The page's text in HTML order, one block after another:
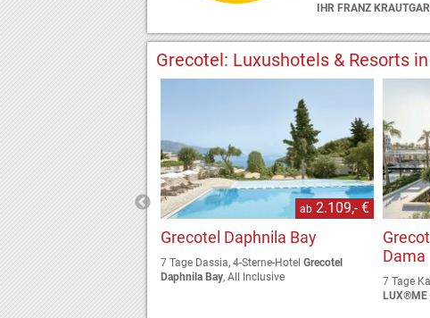
IHR FRANZ
Grecotel: Luxushotels & Resorts
1.953,- € ab2.109,- €
Grecotel Daphnila Bay
7 Tage Dassia, 4-Sterne-Hotel Grecotel
Daphnila Bay, All Inclusive
Dama
7 Tage
LUX®ME